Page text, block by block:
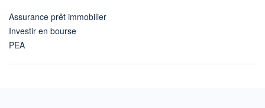
Assurance prêt immobilier
Investir en bourse
PEA